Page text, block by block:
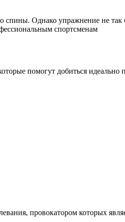
Однако упражнение не так
спортсменам
помогут добиться идеально
провокатором которых